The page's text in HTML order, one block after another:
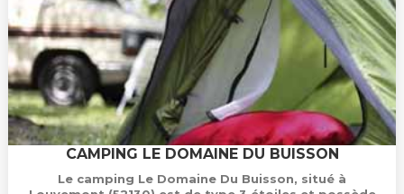
CAMPING LE DOMAINE DU BUISSON
Le camping Le Domaine Du Buisson, situé à